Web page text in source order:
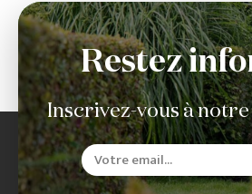
Restez
Inscrivez-vous à